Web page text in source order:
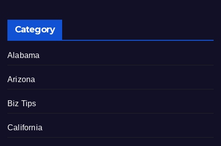
Category
Alabama
Arizona
Biz Tips
California